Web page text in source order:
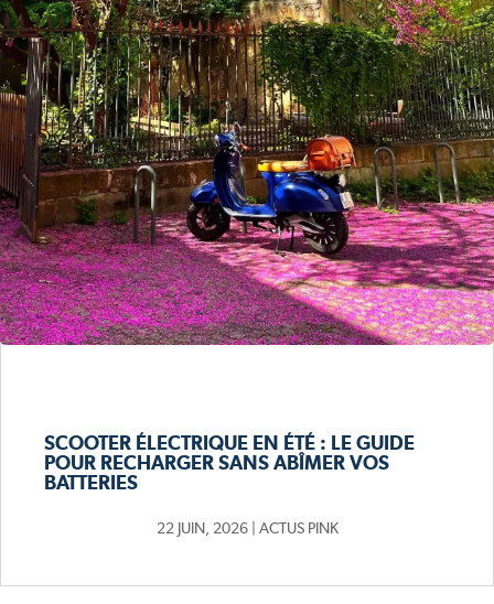
SCOOTER ÉLECTRIQUE EN ÉTÉ : LE GUIDE
POUR RECHARGER SANS ABÎMER VOS
BATTERIES
22 JUIN, 2026| ACTUS PINK